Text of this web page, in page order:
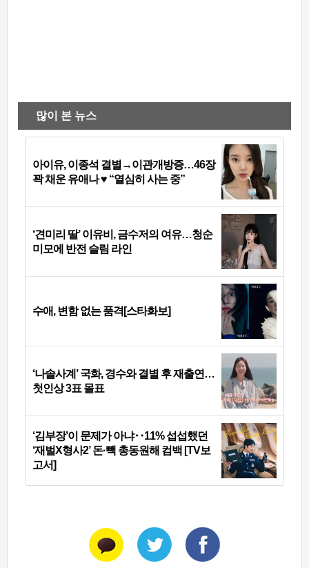
많이 본 뉴스
아이유, 이종석 결별→이관개방증…46장
꽉 채운 유애나 ♥ “열심히 사는 중”
‘견미리 딸’ 이유비, 금수저의 여유…청순
미모에 반전 슬림 라인
수애, 변함 없는 품격[스타화보]
‘나솔사계’ 국화, 경수와 결별 후 재출연…
첫인상 3표 몰표
‘김부장’이 문제가 아냐‥11% 섭섭했던
‘재벌X형사2’ 돈·빽 총동원해 컴백 [TV보
고서]